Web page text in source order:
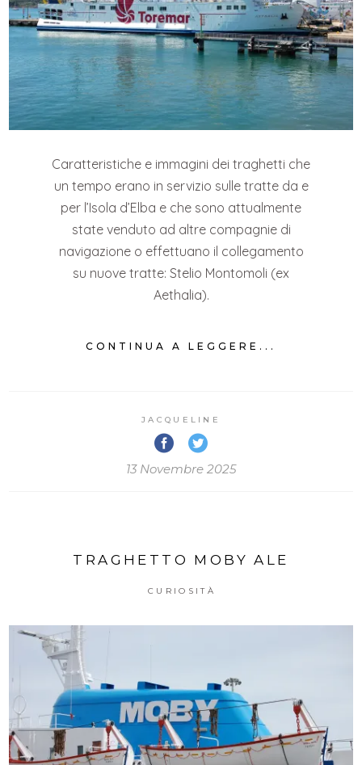
Caratteristiche e immagini dei traghetti che
un tempo erano in servizio sulle tratte da e
per l’Isola d’Elba e che sono attualmente
state venduto ad altre compagnie di
navigazione o effettuano il collegamento
su nuove tratte: Stelio Montomoli (ex
Aethalia).
CONTINUA A LEGGERE...
JACQUELINE
13 Novembre 2025
TRAGHETTO MOBY ALE
CURIOSITÀ